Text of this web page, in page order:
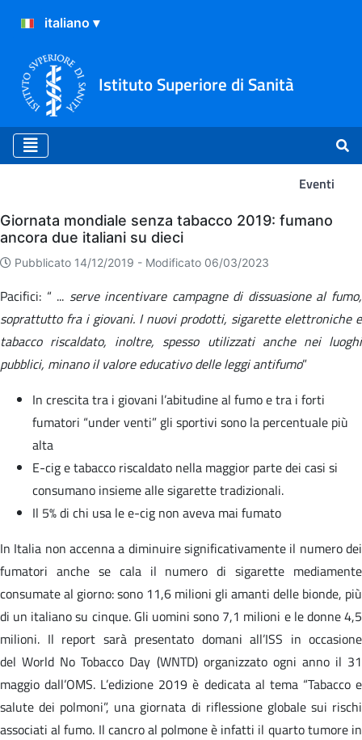
Istituto Superiore di Sanità
Eventi
Eventi
Giornata mondiale senza tabacco 2019: fumano
ancora due italiani su dieci
Pubblicato 14/12/2019 - Modificato 06/03/2023
Pacifici: “ ... serve incentivare campagne di dissuasione al fumo,
soprattutto fra i giovani. I nuovi prodotti, sigarette elettroniche e
tabacco riscaldato, inoltre, spesso utilizzati anche nei luoghi
pubblici, minano il valore educativo delle leggi antifumo”
In crescita tra i giovani l’abitudine al fumo e tra i forti
fumatori “under venti” gli sportivi sono la percentuale più
alta
E-cig e tabacco riscaldato nella maggior parte dei casi si
consumano insieme alle sigarette tradizionali.
Il 5% di chi usa le e-cig non aveva mai fumato
In Italia non accenna a diminuire significativamente il numero dei
fumatori anche se cala il numero di sigarette mediamente
consumate al giorno: sono 11,6 milioni gli amanti delle bionde, più
di un italiano su cinque. Gli uomini sono 7,1 milioni e le donne 4,5
milioni. Il report sarà presentato domani all’ISS in occasione
del World No Tobacco Day (WNTD) organizzato ogni anno il 31
maggio dall’OMS. L’edizione 2019 è dedicata al tema “Tabacco e
salute dei polmoni”, una giornata di riflessione globale sui rischi
associati al fumo. Il cancro al polmone è infatti il quarto tumore in